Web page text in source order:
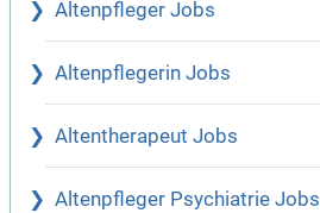
Altenpfleger Jobs
Altenpflegerin Jobs
Altentherapeut Jobs
Altenpfleger Psychiatrie Jobs